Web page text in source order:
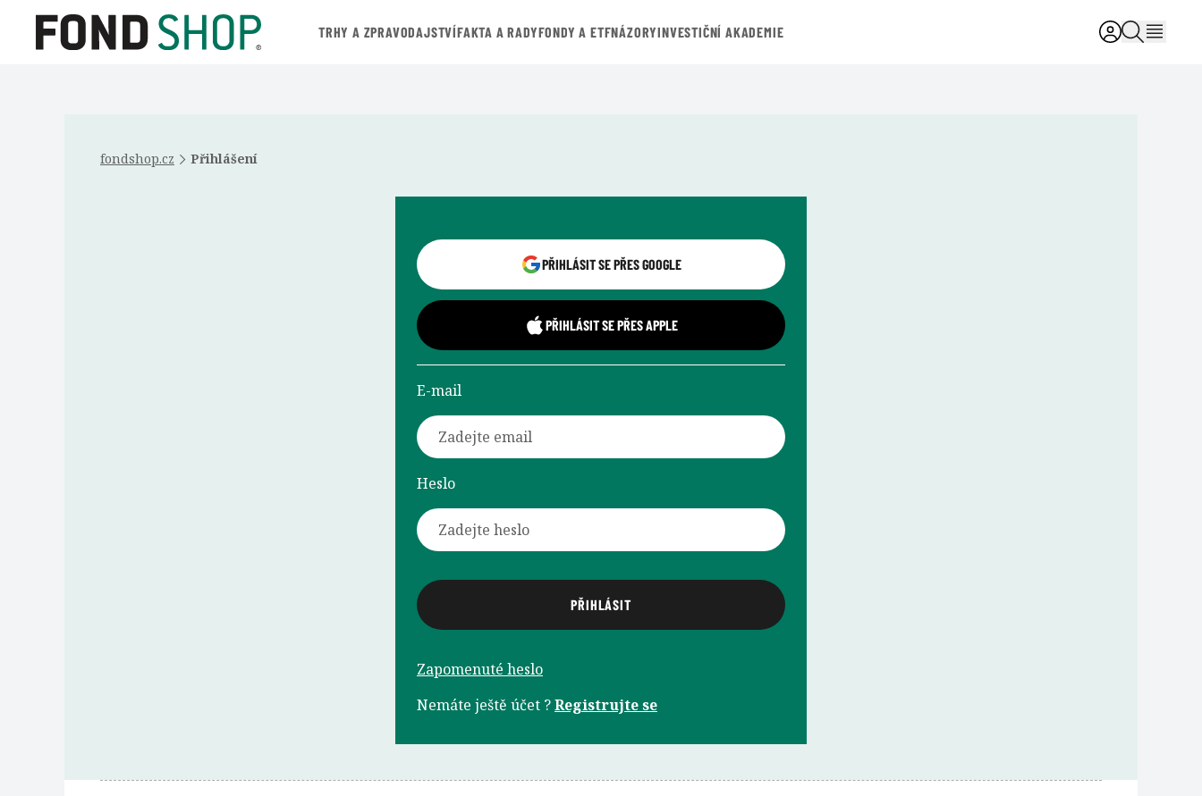
TRHY A ZPRAVODAJSTVÍFAKTA A RADYFONDY A ETFNÁZORYINVESTIČNÍ AKADEMIE
fondshop.cz Přihlášení
PŘIHLÁSIT SE PŘES GOOGLE
PŘIHLÁSIT SE PŘES APPLE
E-mail
Heslo
Zapomenuté heslo
Nemáte ještě účet ?Registrujte se